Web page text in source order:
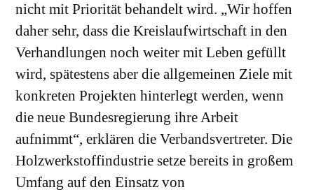
nicht mit Priorität behandelt wird. „Wir hoffen
daher sehr, dass die Kreislaufwirtschaft in den
Verhandlungen noch weiter mit Leben gefüllt
wird, spätestens aber die allgemeinen Ziele mit
konkreten Projekten hinterlegt werden, wenn
die neue Bundesregierung ihre Arbeit
aufnimmt“, erklären die Verbandsvertreter. Die
Holzwerkstoffindustrie setze bereits in großem
Umfang auf den Einsatz von